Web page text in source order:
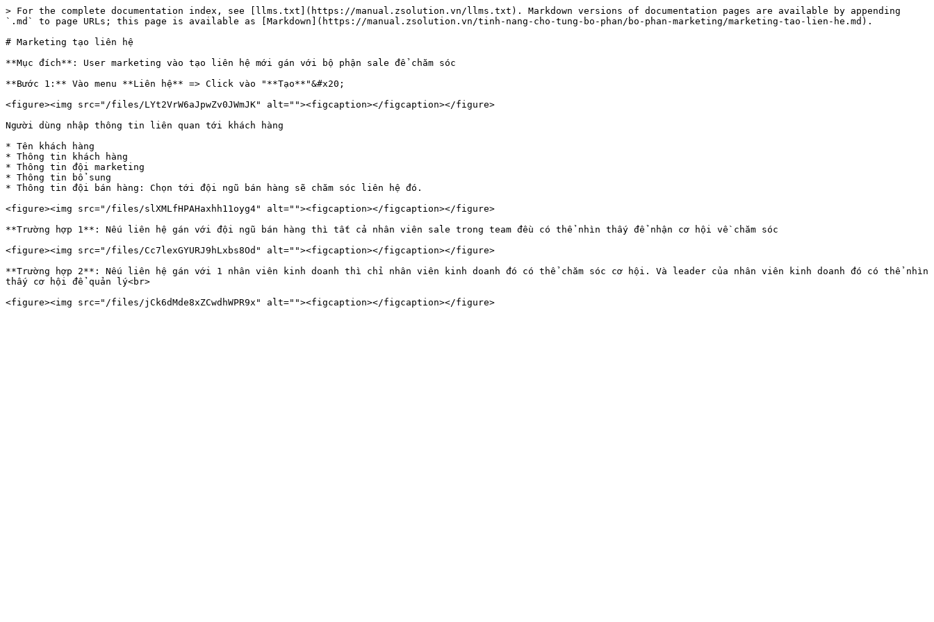
> For the complete documentation index, see [llms.txt](https://manual.zsolution.vn/llms.txt). Markdown versions of documentation pages are available by appending
`.md` to page URLs; this page is available as [Markdown](https://manual.zsolution.vn/tinh-nang-cho-tung-bo-phan/bo-phan-marketing/marketing-tao-lien-he.md).
# Marketing tạo liên hệ
**Mục đích**: User marketing vào tạo liên hệ mới gán với bộ phận sale để chăm sóc
**Bước 1:** Vào menu **Liên hệ** => Click vào "**Tạo**"&#x20;
<figure><img src="/files/LYt2VrW6aJpwZv0JWmJK" alt=""><figcaption></figcaption></figure>
Người dùng nhập thông tin liên quan tới khách hàng
* Tên khách hàng
* Thông tin khách hàng
* Thông tin đội marketing
* Thông tin bổ sung
* Thông tin đội bán hàng: Chọn tới đội ngũ bán hàng sẽ chăm sóc liên hệ đó.
<figure><img src="/files/slXMLfHPAHaxhh11oyg4" alt=""><figcaption></figcaption></figure>
**Trường hợp 1**: Nếu liên hệ gán với đội ngũ bán hàng thì tất cả nhân viên sale trong team đều có thể nhìn thấy để nhận cơ hội về chăm sóc
<figure><img src="/files/Cc7lexGYURJ9hLxbs8Od" alt=""><figcaption></figcaption></figure>
**Trường hợp 2**: Nếu liên hệ gán với 1 nhân viên kinh doanh thì chỉ nhân viên kinh doanh đó có thể chăm sóc cơ hội. Và leader của nhân viên kinh doanh đó có thể nhìn
thấy cơ hội để quản lý<br>